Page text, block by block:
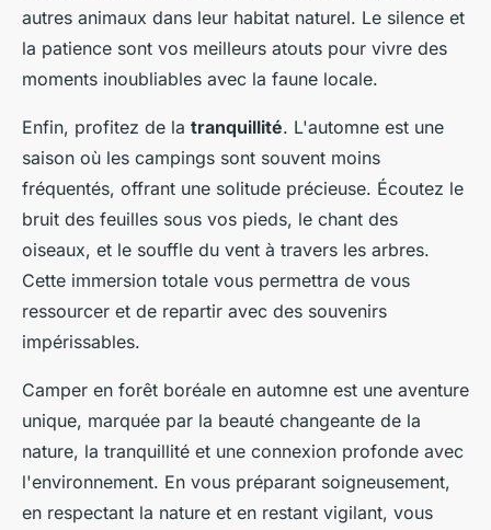
autres animaux dans leur habitat naturel. Le silence et
la patience sont vos meilleurs atouts pour vivre des
moments inoubliables avec la faune locale.
Enfin, profitez de la tranquillité. L'automne est une
saison où les campings sont souvent moins
fréquentés, offrant une solitude précieuse. Écoutez le
bruit des feuilles sous vos pieds, le chant des
oiseaux, et le souffle du vent à travers les arbres.
Cette immersion totale vous permettra de vous
ressourcer et de repartir avec des souvenirs
impérissables.
Camper en forêt boréale en automne est une aventure
unique, marquée par la beauté changeante de la
nature, la tranquillité et une connexion profonde avec
l'environnement. En vous préparant soigneusement,
en respectant la nature et en restant vigilant, vous